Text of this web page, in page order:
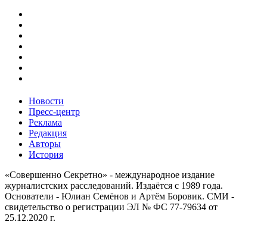
Новости
Пресс-центр
Реклама
Редакция
Авторы
История
«Совершенно Секретно» - международное издание
журналистских расследований. Издаётся с 1989 года.
Основатели - Юлиан Семёнов и Артём Боровик. CМИ -
свидетельство о регистрации ЭЛ № ФС 77-79634 от
25.12.2020 г.